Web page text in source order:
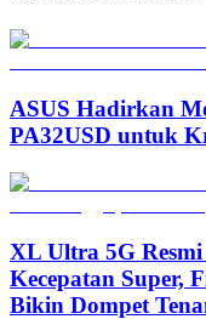
ASUS Hadirkan
PA32USD untuk
XL Ultra 5G
Kecepatan Super,
Bikin Dompet